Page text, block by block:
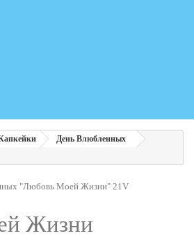
День Влюбленных
Жизни